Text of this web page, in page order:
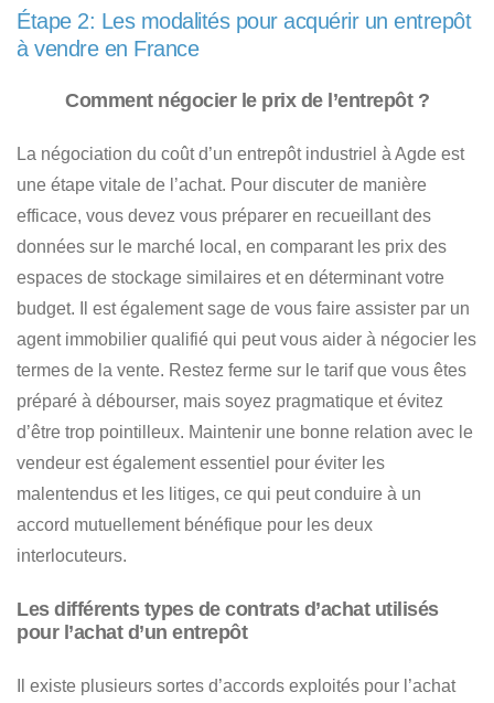
Étape 2: Les modalités pour acquérir un entrepôt
à vendre en France
Comment négocier le prix de l’entrepôt ?
La négociation du coût d’un entrepôt industriel à Agde est
une étape vitale de l’achat. Pour discuter de manière
efficace, vous devez vous préparer en recueillant des
données sur le marché local, en comparant les prix des
espaces de stockage similaires et en déterminant votre
budget.
Il est également sage de vous faire assister par un
agent immobilier qualifié qui peut vous aider à négocier les
termes de la vente. Restez ferme sur le tarif que vous êtes
préparé à débourser, mais soyez pragmatique et évitez
d’être trop pointilleux. Maintenir une bonne relation avec le
vendeur est également essentiel pour éviter les
malentendus et les litiges, ce qui peut conduire à un
accord mutuellement bénéfique pour les deux
interlocuteurs.
Les différents types de contrats d’achat utilisés
pour l’achat d’un entrepôt
Il existe plusieurs sortes d’accords exploités pour l’achat